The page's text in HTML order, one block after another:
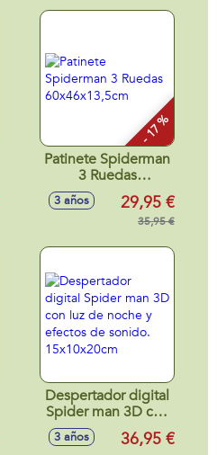
- 17 %
Patinete Spiderman
3 Ruedas
60x46x13,5cm
3 años 29,95 €
35,95 €
Despertador digital
Spider man 3D con
luz de noche y
efectos de sonido.
3 años 36,95 €